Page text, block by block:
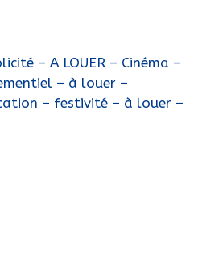
– A LOUER – Cinéma –
– à louer –
– festivité – à louer –